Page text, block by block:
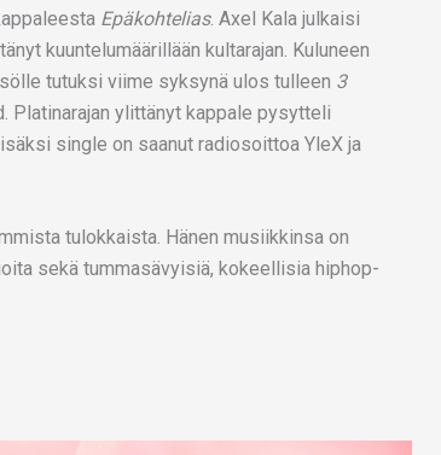
Epäkohtelias. Axel Kala julkaisi
kuuntelumäärillään kultarajan. Kuluneen
tutuksi viime syksynä ulos tulleen 3
Platinarajan ylittänyt kappale pysytteli
single on saanut radiosoittoa YleX ja
tulokkaista. Hänen musiikkinsa on
sekä tummasävyisiä, kokeellisia hiphop-